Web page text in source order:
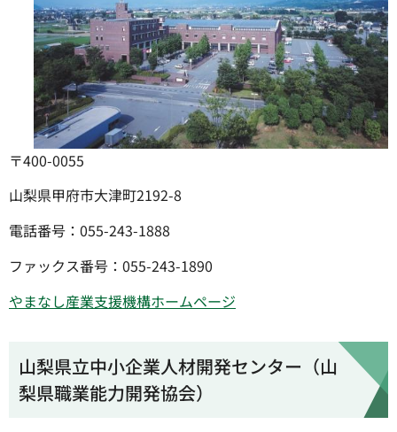
〒400-0055
山梨県甲府市大津町2192-8
電話番号：055-243-1888
ファックス番号：055-243-1890
やまなし産業支援機構ホームページ
山梨県立中小企業人材開発センター（山
梨県職業能力開発協会）